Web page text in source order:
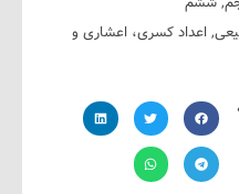
اعشاری و